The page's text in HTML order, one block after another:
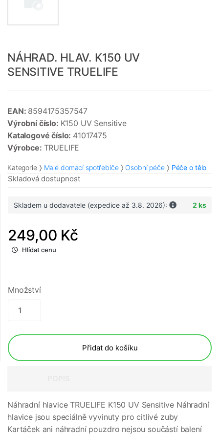
NÁHRAD. HLAV. K150 UV
SENSITIVE TRUELIFE
EAN: 8594175357547
Výrobní číslo: K150 UV Sensitive
Katalogové číslo: 41017475
Výrobce: TRUELIFE
Kategorie Malé domácí spotřebiče Osobní péče Péče o tělo
Skladová dostupnost
Skladem u dodavatele (expedice až 3.8. 2026): 2 ks
249,00 Kč
Hlídat cenu
Množství
Přidat do košíku
Náhradní hlavice TRUELIFE K150 UV Sensitive Náhradní
hlavice jsou speciálně vyvinuty pro citlivé zuby
Kartáček ani náhradní pouzdro nejsou součástí balení